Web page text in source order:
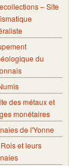
– Site
du
des métaux et
monétaires
de l'Yonne
et leurs